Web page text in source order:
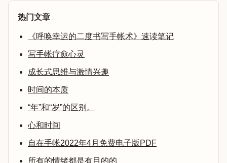
热门文章
《呼唤幸运的二度书写手帐术》速读笔记
写手帐疗愈心灵
成长式思维与激情兴趣
时间的本质
“年”和“岁”的区别。
心和时间
自在手帐2022年4月免费电子版PDF
所有的情绪都是有目的的